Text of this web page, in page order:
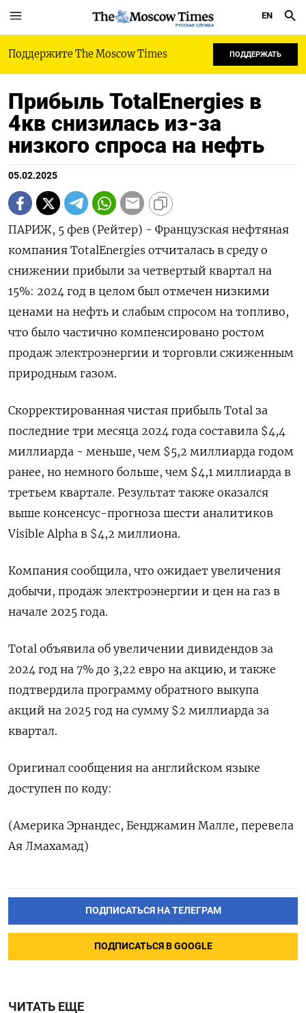
РУССКАЯ СЛУЖБА
EN
Поддержите The Moscow Times ПОДДЕРЖАТЬ
Прибыль TotalEnergies в
4кв снизилась из-за
низкого спроса на нефть
05.02.2025
ПАРИЖ, 5 фев (Рейтер) - Французская нефтяная
компания TotalEnergies отчиталась в среду о
снижении прибыли за четвертый квартал на
15%: 2024 год в целом был отмечен низкими
ценами на нефть и слабым спросом на топливо,
что было частично компенсировано ростом
продаж электроэнергии и торговли сжиженным
природным газом.
Скорректированная чистая прибыль Total за
последние три месяца 2024 года составила $4,4
миллиарда - меньше, чем $5,2 миллиарда годом
ранее, но немного больше, чем $4,1 миллиарда в
третьем квартале. Результат также оказался
выше консенсус-прогноза шести аналитиков
Visible Alpha в $4,2 миллиона.
Компания сообщила, что ожидает увеличения
добычи, продаж электроэнергии и цен на газ в
начале 2025 года.
Total объявила об увеличении дивидендов за
2024 год на 7% до 3,22 евро на акцию, и также
подтвердила программу обратного выкупа
акций на 2025 год на сумму $2 миллиарда за
квартал.
Оригинал сообщения на английском языке
доступен по коду:
(Америка Эрнандес, Бенджамин Малле, перевела
Ая Лмахамад)
ПОДПИСАТЬСЯ НА ТЕЛЕГРАМ
ПОДПИСАТЬСЯ В GOOGLE
ЧИТАТЬ ЕЩЕ